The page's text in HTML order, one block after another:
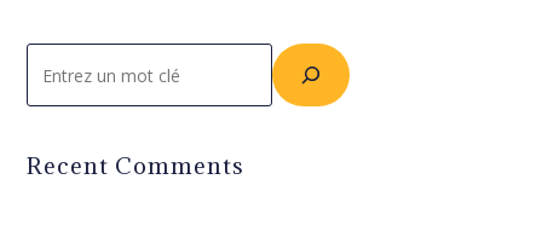
Recent Comments